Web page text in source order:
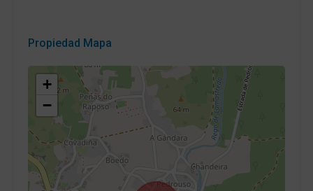
Propiedad Mapa
+
−